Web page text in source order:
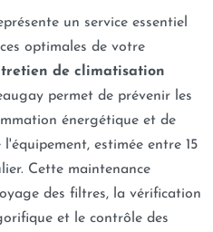
un service essentiel
optimales de votre
de climatisation
permet de prévenir les
énergétique et de
estimée entre 15
Cette maintenance
des filtres, la vérification
et le contrôle des